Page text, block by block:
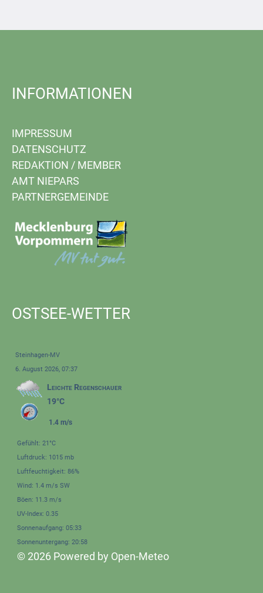
INFORMATIONEN
IMPRESSUM
DATENSCHUTZ
REDAKTION / MEMBER
AMT NIEPARS
PARTNERGEMEINDE
OSTSEE-WETTER
Steinhagen-MV
6. August 2026, 07:37
Leichte Regenschauer
19°C
1.4 m/s
Gefühlt: 21°C
Luftdruck: 1015 mb
Luftfeuchtigkeit: 86%
Wind: 1.4 m/s SW
Böen: 11.3 m/s
UV-Index: 0.35
Sonnenaufgang: 05:33
Sonnenuntergang: 20:58
© 2026 Powered by Open-Meteo